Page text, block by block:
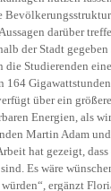
darüber
der Stadt gegeben
die Studierenden
164
über ein
Energien, als
Martin Adam
hat gezeigt,
Es wäre
ergänzt